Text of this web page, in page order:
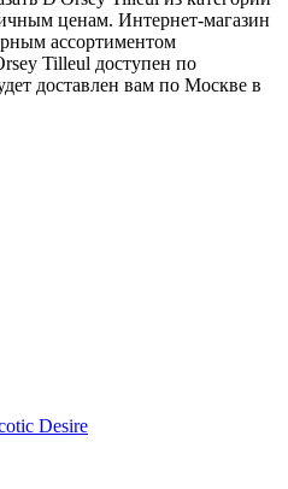
ценам. Интернет-магазин
ассортиментом
Tilleul доступен по
доставлен вам по Москве в
Desire